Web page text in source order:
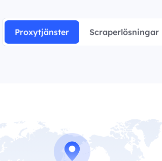
Proxytjänster Scraperlösningar